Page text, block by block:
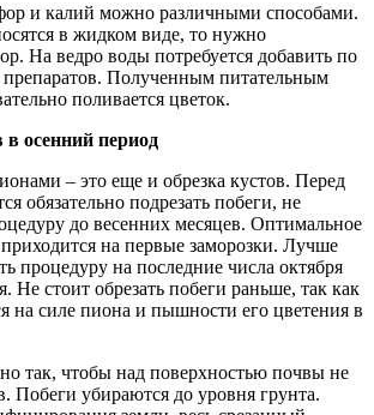
и калий можно различными способами.
в жидком виде, то нужно
На ведро воды потребуется добавить по
препаратов. Полученным питательным
поливается цветок.
в осенний период
– это еще и обрезка кустов. Перед
обязательно подрезать побеги, не
до весенних месяцев. Оптимальное
на первые заморозки. Лучше
процедуру на последние числа октября
Не стоит обрезать побеги раньше, так как
на силе пиона и пышности его цветения в
так, чтобы над поверхностью почвы не
Побеги убираются до уровня грунта.